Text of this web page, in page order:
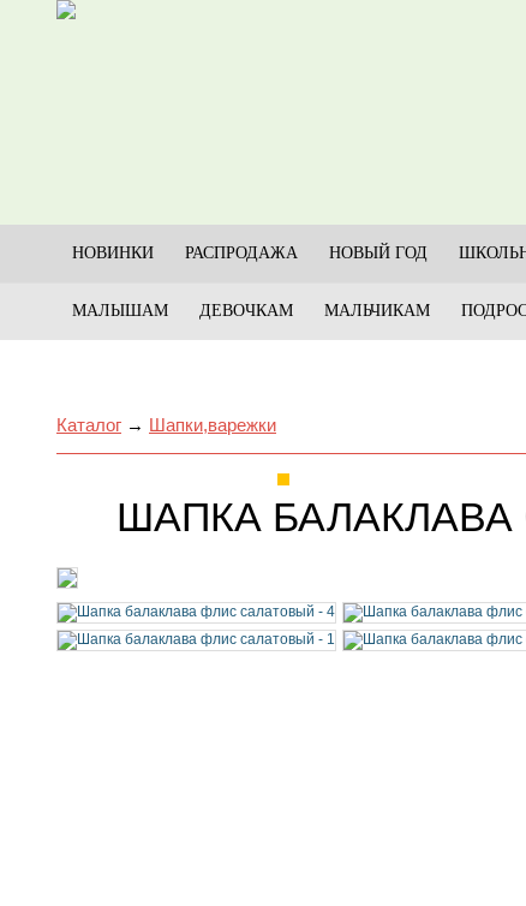
НОВИНКИ РАСПРОДАЖА НОВЫЙ ГОД
МАЛЫШАМ ДЕВОЧКАМ МАЛЬЧИКАМ
Каталог → Шапки,варежки
ШАПКА